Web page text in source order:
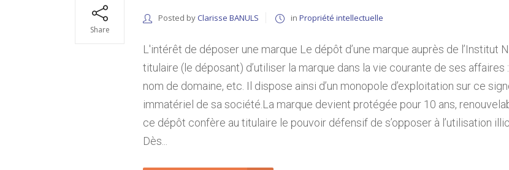
Share
Posted byClarisse BANULS in Propriété intellectuelle
L'intérêt de déposer une marque Le dépôt d’une marque auprès de
titulaire (le déposant) d’utiliser la marque dans la vie courante de ses
nom de domaine, etc. Il dispose ainsi d’un monopole d’exploitation sur ce
immatériel de sa société.La marque devient protégée pour 10 ans,
ce dépôt confère au titulaire le pouvoir défensif de s’opposer à l’utilisation
Dès...